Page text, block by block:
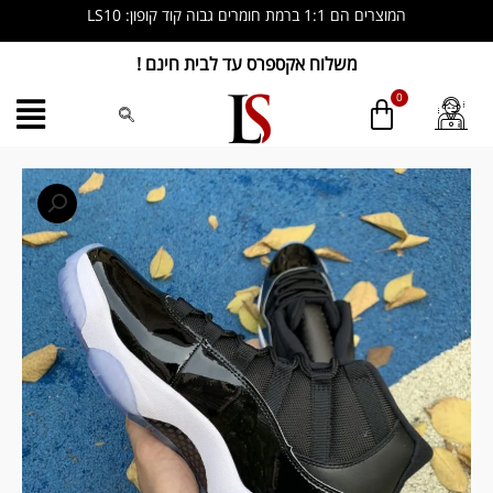
לתוכן
המוצרים הם 1:1 ברמת חומרים גבוה קוד קופון: LS10
משלוח אקספרס עד לבית חינם !
כמות
של
Air
Jordan
11
Retro
‘Space
Jam’